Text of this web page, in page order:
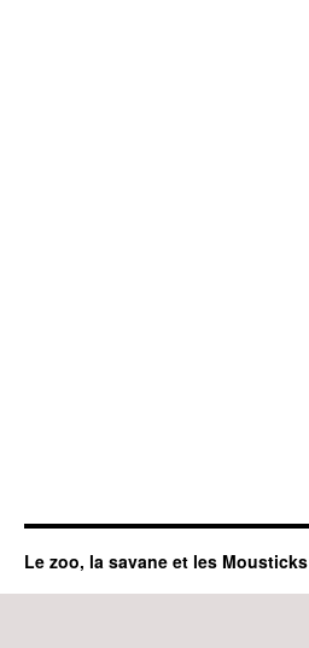
Le zoo, la savane et les Mousticks